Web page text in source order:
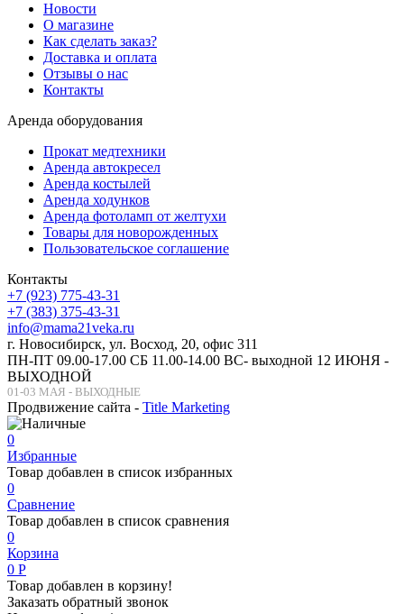
Новости
О магазине
Как сделать заказ?
Доставка и оплата
Отзывы о нас
Контакты
Аренда оборудования
Прокат медтехники
Аренда автокресел
Аренда костылей
Аренда ходунков
Аренда фотоламп от желтухи
Товары для новорожденных
Пользовательское соглашение
Контакты
+7 (923) 775-43-31
+7 (383) 375-43-31
info@mama21veka.ru
г. Новосибирск, ул. Восход, 20, офис 311
ПН-ПТ 09.00-17.00 СБ 11.00-14.00 ВС- выходной 12 ИЮНЯ -
ВЫХОДНОЙ
01-03 МАЯ - ВЫХОДНЫЕ
Продвижение сайта - Title Marketing
0
Избранные
Товар добавлен в список избранных
0
Сравнение
Товар добавлен в список сравнения
0
Корзина
0 Р
Товар добавлен в корзину!
Заказать обратный звонок